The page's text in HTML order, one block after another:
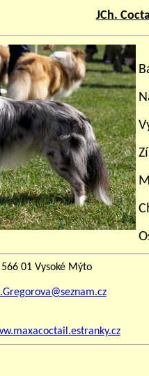
JCh.
01 Vysoké Mýto